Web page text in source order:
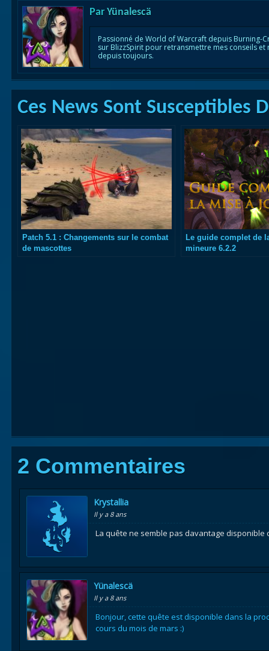
Par Yünalescä
Passionné de World of Warcraft depuis Burning-
sur BlizzSpirit pour retransmettre mes conseils
depuis toujours.
Ces News Sont Susceptibles
Patch 5.1 : Changements sur le combat
de mascottes
Le guide complet de
mineure 6.2.2
2 Commentaires
Krystallia
Il y a 8 ans
La quête ne semble pas davantage disponible
Yünalescä
Il y a 8 ans
Bonjour, cette quête est disponible dans la
cours du mois de mars :)